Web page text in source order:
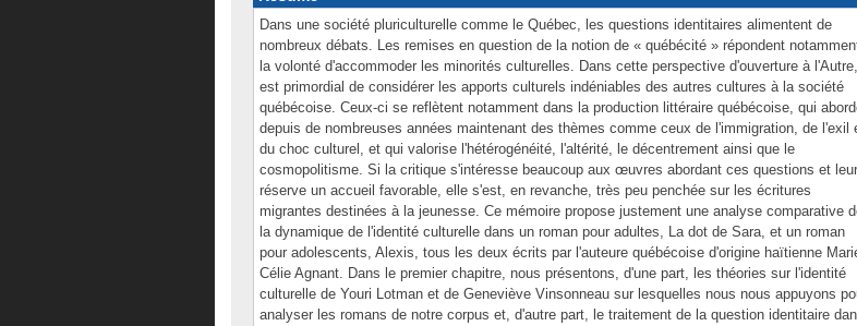
Dans une société pluriculturelle comme le Québec, les questions identitaires alimentent de
nombreux débats. Les remises en question de la notion de « québécité » répondent
la volonté d'accommoder les minorités culturelles. Dans cette perspective d'ouverture à l'Autre,
est primordial de considérer les apports culturels indéniables des autres cultures à la société
québécoise. Ceux-ci se reflètent notamment dans la production littéraire québécoise, qui
depuis de nombreuses années maintenant des thèmes comme ceux de l'immigration, de l'exil
du choc culturel, et qui valorise l'hétérogénéité, l'altérité, le décentrement ainsi que le
cosmopolitisme. Si la critique s'intéresse beaucoup aux œuvres abordant ces questions et leur
réserve un accueil favorable, elle s'est, en revanche, très peu penchée sur les écritures
migrantes destinées à la jeunesse. Ce mémoire propose justement une analyse comparative
la dynamique de l'identité culturelle dans un roman pour adultes, La dot de Sara, et un roman
pour adolescents, Alexis, tous les deux écrits par l'auteure québécoise d'origine haïtienne
Célie Agnant. Dans le premier chapitre, nous présentons, d'une part, les théories sur l'identité
culturelle de Youri Lotman et de Geneviève Vinsonneau sur lesquelles nous nous appuyons
analyser les romans de notre corpus et, d'autre part, le traitement de la question identitaire